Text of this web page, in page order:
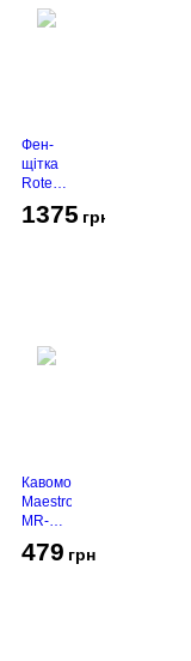
Фен-
щітка
Rotex
RHC-
490-T
1375 грн
Кавомолка
Maestro
MR-
450
Grey
479 грн